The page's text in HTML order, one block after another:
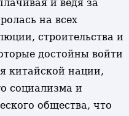
и ведя за
на всех
строительства и
достойны войти
китайской нации,
социализма и
общества, что